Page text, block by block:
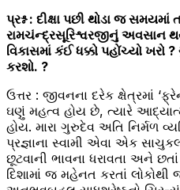
પ્રશ્ન : દીક્ષા પછી થોડા જ સમયમાં
રામચંન્દ્રસૂરિશ્વરજીનું અવસાન
વિકાસમાં કંઈ ધક્કો પહોંચ્યો ખરો
કરશો. ?
ઉત્તર : જીવનના દરેક ક્ષેત્રમાં
ઘણું મહત્વ હોય છે, ત્યારે
હોય. મારા ગુરુદેવ અતિ નિર્મળ
પ્રજ્ઞાના સ્વામી એવા એક
છૂટવાની ભાવના ધરાવતા અને
દિશામાં જ મહેનત કરતાં